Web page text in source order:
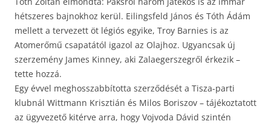
hétszeres bajnokhoz kerül. Eilingsfeld János és Tóth Ádám
mellett a tervezett öt légiós egyike, Troy Barnies is az
Atomerőmű csapatától igazol az Olajhoz. Ugyancsak új
szerzemény James Kinney, aki Zalaegerszegről érkezik –
tette hozzá.
Egy évvel meghosszabbította szerződését a Tisza-parti
klubnál Wittmann Krisztián és Milos Boriszov – tájékoztatott
az ügyvezető kitérve arra, hogy Vojvoda Dávid szintén